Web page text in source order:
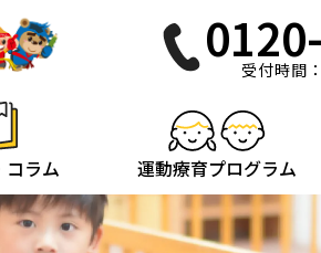
受付時間
コラム 運動療育プログラム